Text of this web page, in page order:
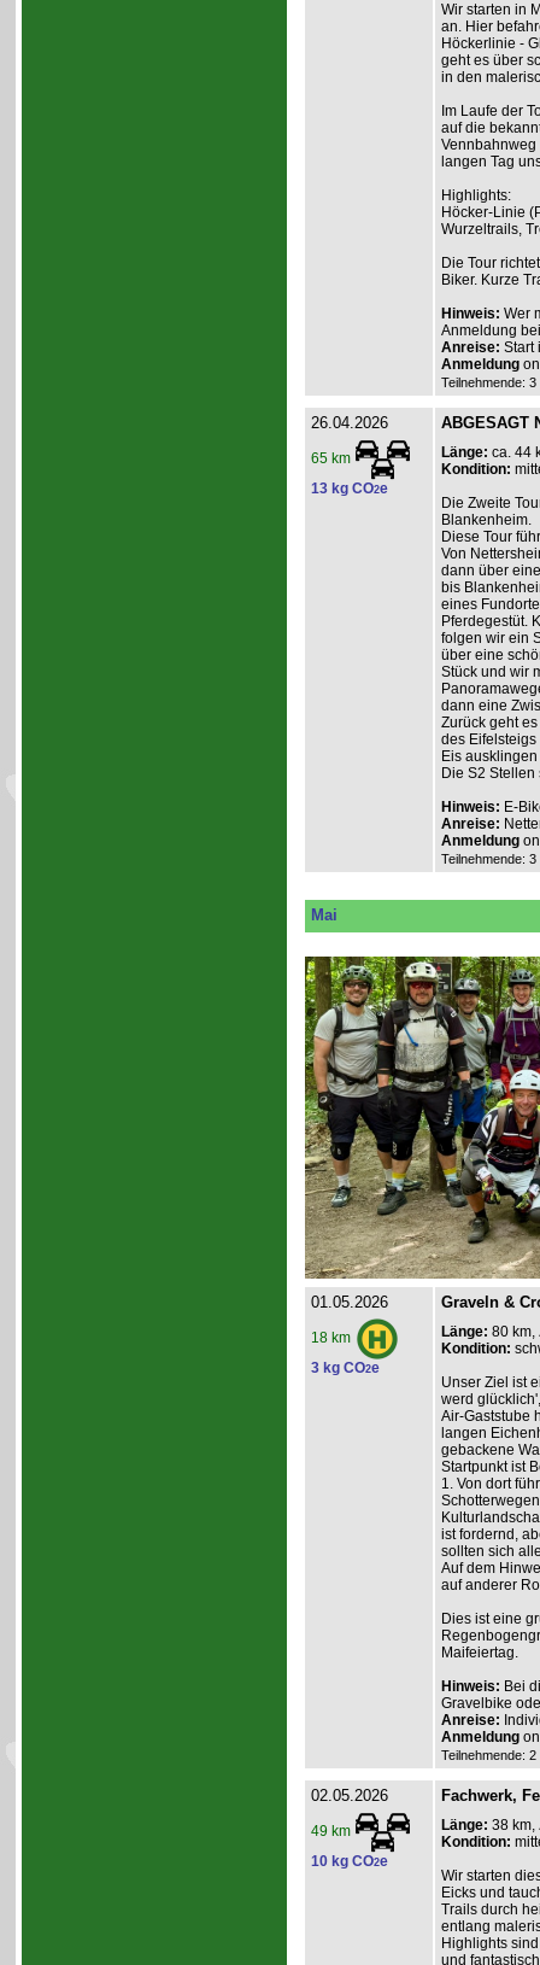
Wir starten in
an. Hier
Höckerlinie -
geht es über
in den
Im Laufe der
auf die
langen Tag
Highlights:
Höcker-Linie
Wurzeltrails,
Die Tour
Biker. Kurze
Hinweis: Wer
Anmeldung
Anreise: Start
Anmeldung
Teilnehmende:
26.04.2026
65 km
13 kg CO2e
ABGESAGT
Länge: ca. 44
Kondition:
Die Zweite
Blankenheim.
Diese Tour
Von
dann über
bis
eines
Pferdegestüt.
folgen wir ein
über eine
Stück und wir
dann eine
Zurück geht
des
Eis
Die S2
Hinweis: E-
Anreise:
Anmeldung
Teilnehmende:
Mai
01.05.2026
18 km
3 kg CO2e
Graveln &
Länge: 80 km,
Kondition:
Unser Ziel ist
werd
Air-Gaststube
langen
gebackene
Startpunkt ist
1. Von dort
ist fordernd,
sollten sich
Auf dem
auf anderer
Dies ist eine
Maifeiertag.
Hinweis: Bei
Gravelbike
Anreise:
Anmeldung
Teilnehmende:
02.05.2026
49 km
10 kg CO2e
Fachwerk,
Länge: 38 km,
Kondition:
Wir starten
Eicks und
Trails durch
entlang
Highlights
und